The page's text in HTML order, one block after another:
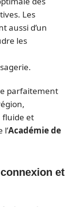
Les
aussi d’un
les
parfaitement
fluide et
Académie de
et